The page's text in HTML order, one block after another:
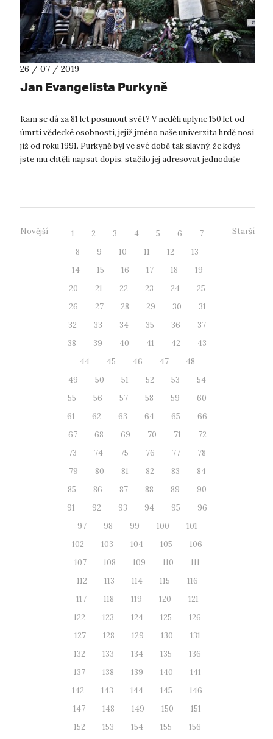
26 / 07 / 2019
Jan Evangelista Purkyně
Kam se dá za 81 let posunout svět? V neděli uplyne 150 let od
úmrtí vědecké osobnosti, jejíž jméno naše univerzita hrdě nosí
již od roku 1991. Purkyně byl ve své době tak slavný, že když
jste mu chtěli napsat dopis, stačilo jej adresovat jednoduše
Novější 1 2 3 4 5 6
7
8
9 10 11 12
13
14
15 16 17 18
19
20
21 22 23 24
25
26
27 28 29 30
31
32
33 34 35 36
37
38
39 40 41 42
43
44
45 46 47
48
49
50 51 52 53
54
55
56 57 58 59
60
61
62 63 64 65
66
67
68 69 70 71
72
73
74 75 76 77
78
79
80 81 82 83
84
85
86 87 88 89
90
91
92 93 94 95
96
97
98 99 100
101
102
103 104 105
106
107
108 109 110
111
112
113 114 115
116
117
118 119 120
121
122
123 124 125
126
127
128 129 130
131
132
133 134 135
136
137
138 139 140
141
142
143 144 145
146
147
148 149 150
151
152
153 154 155
156
Starší